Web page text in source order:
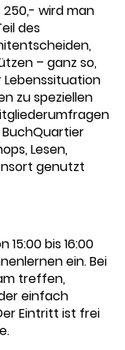
wird man
des
– ganz so,
zu speziellen
Lesen,
genutzt
15:00 bis 16:00
ein. Bei
treffen,
einfach
Eintritt ist frei